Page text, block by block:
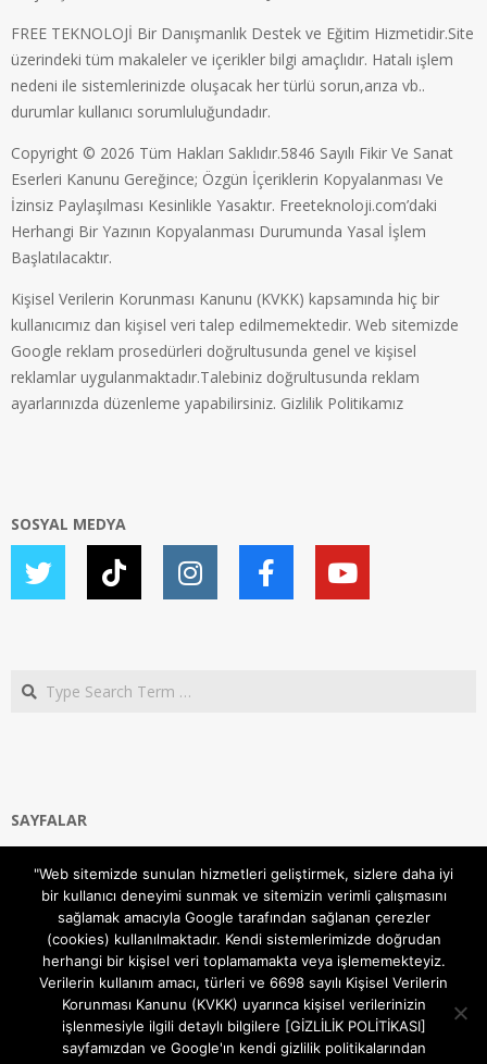
FREE TEKNOLOJİ Bir Danışmanlık Destek ve Eğitim Hizmetidir.Site
üzerindeki tüm makaleler ve içerikler bilgi amaçlıdır. Hatalı işlem
nedeni ile sistemlerinizde oluşacak her türlü sorun,arıza vb..
durumlar kullanıcı sorumluluğundadır.
Copyright © 2026 Tüm Hakları Saklıdır.5846 Sayılı Fikir Ve Sanat
Eserleri Kanunu Gereğince; Özgün İçeriklerin Kopyalanması Ve
İzinsiz Paylaşılması Kesinlikle Yasaktır. Freeteknoloji.com’daki
Herhangi Bir Yazının Kopyalanması Durumunda Yasal İşlem
Başlatılacaktır.
Kişisel Verilerin Korunması Kanunu (KVKK) kapsamında hiç bir
kullanıcımız dan kişisel veri talep edilmemektedir. Web sitemizde
Google reklam prosedürleri doğrultusunda genel ve kişisel
reklamlar uygulanmaktadır.Talebiniz doğrultusunda reklam
ayarlarınızda düzenleme yapabilirsiniz. Gizlilik Politikamız
SOSYAL MEDYA
Search
SAYFALAR
Gizlilik ve Çerezler (Cookies) Politikası
Hakkımızda
İletişim Kanalları
MODEM KURULUM
TEKNİK DESTEK
TELEVİZYON SİSTEMLERİ
"Web sitemizde sunulan hizmetleri geliştirmek, sizlere daha iyi
bir kullanıcı deneyimi sunmak ve sitemizin verimli çalışmasını
sağlamak amacıyla Google tarafından sağlanan çerezler
(cookies) kullanılmaktadır. Kendi sistemlerimizde doğrudan
herhangi bir kişisel veri toplamamakta veya işlememekteyiz.
Verilerin kullanım amacı, türleri ve 6698 sayılı Kişisel Verilerin
Korunması Kanunu (KVKK) uyarınca kişisel verilerinizin
işlenmesiyle ilgili detaylı bilgilere [GİZLİLİK POLİTİKASI]
sayfamızdan ve Google'ın kendi gizlilik politikalarından